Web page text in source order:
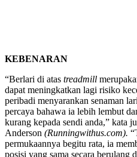
KEBENARAN
“Berlari di atas treadmill
dapat meningkatkan lagi risiko
peribadi menyarankan senaman
percaya bahawa ia lebih lembut
kurang kepada sendi anda,” kata
Anderson (Runningwithus.com).
permukaannya begitu rata, ia
posisi yang sama secara berulang